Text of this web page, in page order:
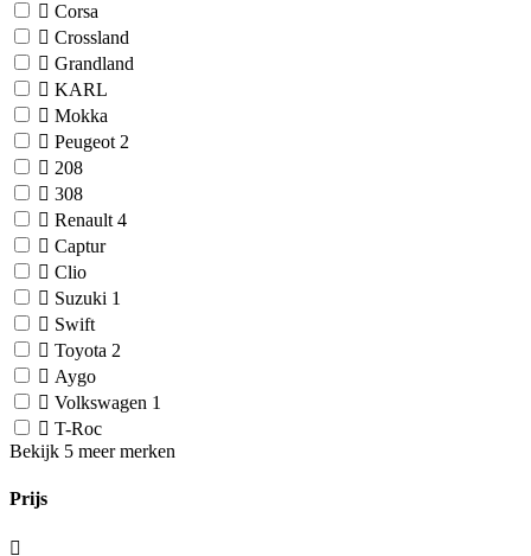
Corsa
Crossland
Grandland
KARL
Mokka
Peugeot 2
208
308
Renault 4
Captur
Clio
Suzuki 1
Swift
Toyota 2
Aygo
Volkswagen 1
T-Roc
Bekijk 5 meer merken
Prijs